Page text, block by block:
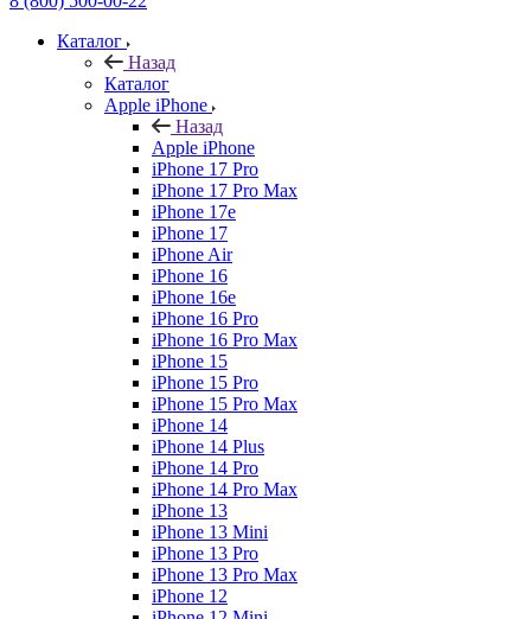
Каталог
Назад
Каталог
Apple iPhone
Назад
Apple iPhone
iPhone 17 Pro
iPhone 17 Pro Max
iPhone 17e
iPhone 17
iPhone Air
iPhone 16
iPhone 16e
iPhone 16 Pro
iPhone 16 Pro Max
iPhone 15
iPhone 15 Pro
iPhone 15 Pro Max
iPhone 14
iPhone 14 Plus
iPhone 14 Pro
iPhone 14 Pro Max
iPhone 13
iPhone 13 Mini
iPhone 13 Pro
iPhone 13 Pro Max
iPhone 12